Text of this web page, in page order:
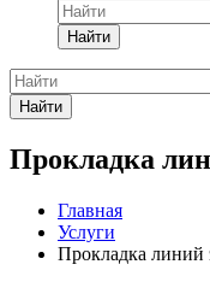
Найти
Найти
Прокладка
Главная
Услуги
Прокладка линий